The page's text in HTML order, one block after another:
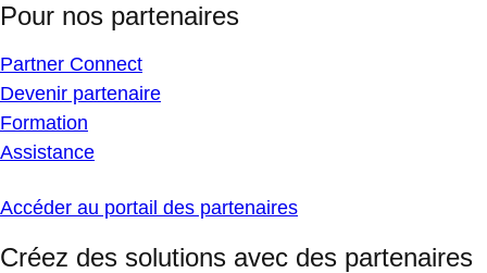
Pour nos partenaires
Partner Connect
Devenir partenaire
Formation
Assistance
Accéder au portail des partenaires
Créez des solutions avec des partenaires